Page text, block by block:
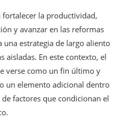
fortalecer la productividad,
y avanzar en las reformas
una estrategia de largo aliento
aisladas. En este contexto, el
verse como un fin último y
un elemento adicional dentro
factores que condicionan el